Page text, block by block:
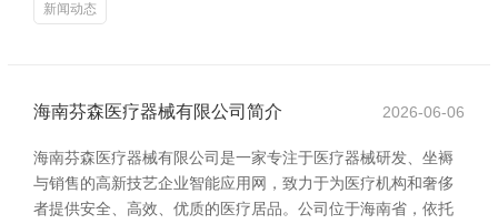
新闻动态
海南芬森医疗器械有限公司简介 2026-06-06
海南芬森医疗器械有限公司是一家专注于医疗器械研发、坐褥
与销售的高新技艺企业智能应用网，致力于为医疗机构和奢侈
者提供安全、高效、优质的医疗居品。公司位于海南省，依托